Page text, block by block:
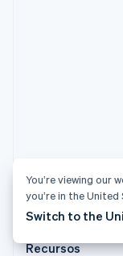
Recursos
You’re viewing our
you’re in the United
Switch to the